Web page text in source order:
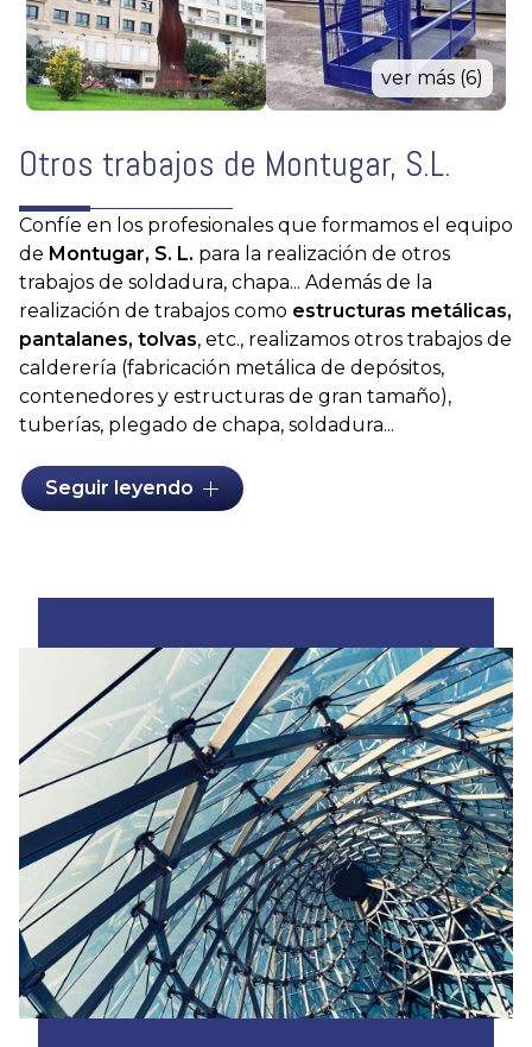
ver más (6)
Otros trabajos de Montugar, S.L.
Confíe en los profesionales que formamos el equipo
de Montugar, S. L. para la realización de otros
trabajos de soldadura, chapa... Además de la
realización de trabajos como estructuras metálicas,
pantalanes, tolvas, etc., realizamos otros trabajos de
calderería (fabricación metálica de depósitos,
contenedores y estructuras de gran tamaño),
tuberías, plegado de chapa, soldadura...
Para ello, contamos con unas
totalmente equipadaspara la realización de los
estructura metálica en Pontevedra, no dude en
ponerse en contacto con nuestros profesionales.
Podremos asesorarle en todo lo que necesita, así
como enviarle un presupuesto totalmente
personalizado y adaptado a sus necesidades.
Seguir leyendo